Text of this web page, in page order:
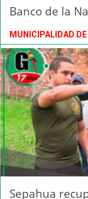
Banco de la
MUNICIPALIDAD
Sepahua